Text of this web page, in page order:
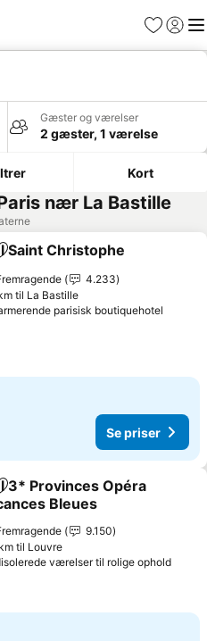
Favoritter
Log ind
Gæster og værelser
2 gæster, 1 værelse
Kort
nær La Bastille
til favoritter
Saint Christophe
4.233
til La Bastille
parisisk boutiquehotel
Se priser
til favoritter
3* Provinces Opéra
Bleues
9.150
til Louvre
værelser til rolige ophold